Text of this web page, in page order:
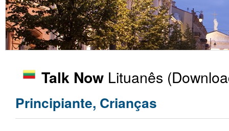
Talk Now Lituanês
Principiante, Crianças